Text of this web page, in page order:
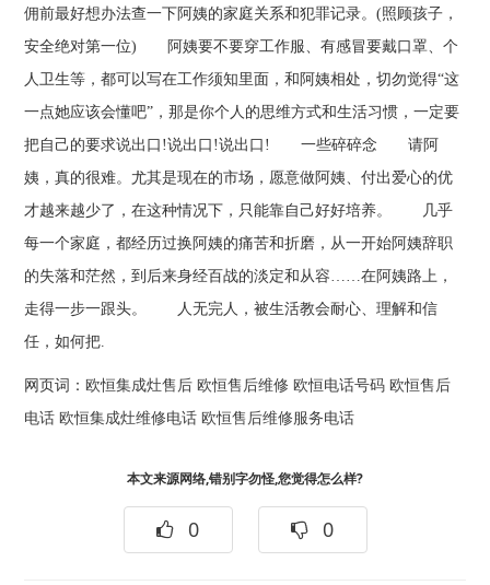
佣前最好想办法查一下阿姨的家庭关系和犯罪记录。(照顾孩子，
安全绝对第一位) 阿姨要不要穿工作服、有感冒要戴口罩、个
人卫生等，都可以写在工作须知里面，和阿姨相处，切勿觉得“这
一点她应该会懂吧”，那是你个人的思维方式和生活习惯，一定要
把自己的要求说出口!说出口!说出口! 一些碎碎念 请阿
姨，真的很难。尤其是现在的市场，愿意做阿姨、付出爱心的优
才越来越少了，在这种情况下，只能靠自己好好培养。 几乎
每一个家庭，都经历过换阿姨的痛苦和折磨，从一开始阿姨辞职
的失落和茫然，到后来身经百战的淡定和从容……在阿姨路上，
走得一步一跟头。 人无完人，被生活教会耐心、理解和信
任，如何把.
网页词： 欧恒集成灶售后 欧恒售后维修 欧恒电话号码 欧恒售后
电话 欧恒集成灶维修电话 欧恒售后维修服务电话
本文来源网络,错别字勿怪,您觉得怎么样?
0 0